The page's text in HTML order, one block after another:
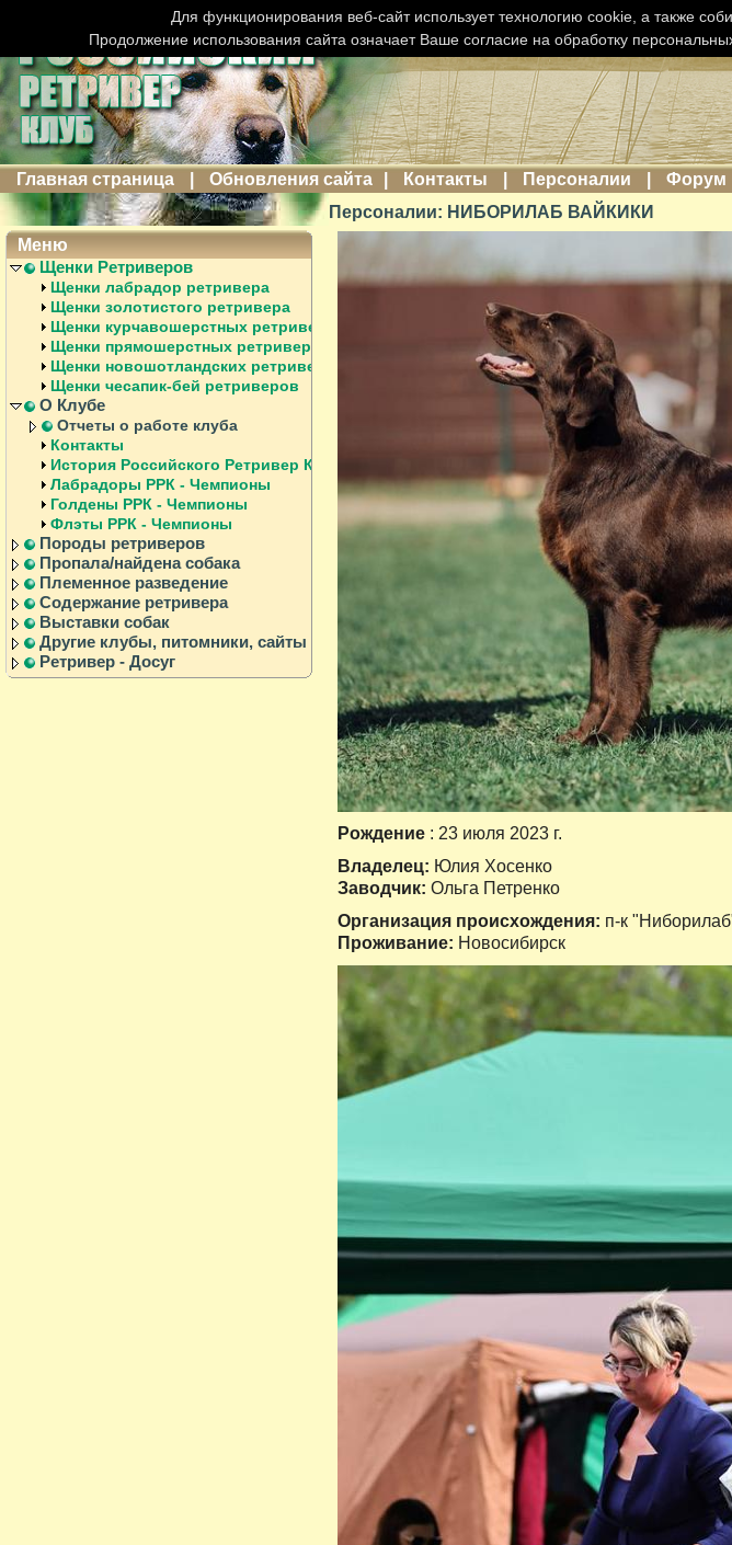
Главная страница Обновления сайта Контакты Персоналии
Форум
Персоналии: НИБОРИЛАБ ВАЙКИКИ
Рождение : 23 июля 2023 г.
Владелец: Юлия Хосенко
Заводчик: Ольга Петренко
Организация происхождения: п-к
Проживание: Новосибирск
Меню
Щенки Ретриверов
Щенки лабрадор ретривера
Щенки золотистого ретривера
Щенки курчавошерстных ретриверов
Щенки прямошерстных ретриверов
Щенки новошотландских ретриверов
Щенки чесапик-бей ретриверов
О Клубе
Отчеты о работе клуба
Контакты
История Российского Ретривер Клуба
Лабрадоры РРК - Чемпионы
Голдены РРК - Чемпионы
Флэты РРК - Чемпионы
Породы ретриверов
Пропала/найдена собака
Племенное разведение
Содержание ретривера
Выставки собак
Другие клубы, питомники, сайты
Ретривер - Досуг
Для функционирования веб-сайт использует технологию cookie, а также
Продолжение использования сайта означает Ваше согласие на обработку